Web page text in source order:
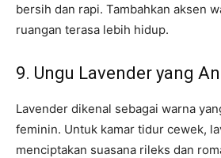
bersih dan rapi. Tambahkan aksen
ruangan terasa lebih hidup.
9. Ungu Lavender yang
Lavender dikenal sebagai warna
feminin. Untuk kamar tidur cewek,
menciptakan suasana rileks dan